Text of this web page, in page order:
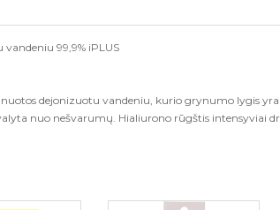
99,9% iPLUS
dejonizuotu vandeniu, kurio grynumo lygis yra
nuo nešvarumų. Hialiurono rūgštis intensyviai